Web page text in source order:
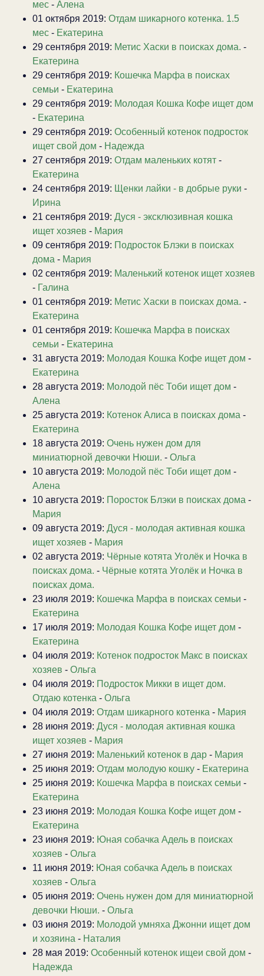
мес - Алена
01 октября 2019: Отдам шикарного котенка. 1.5
мес - Екатерина
29 сентября 2019: Метис Хаски в поисках дома. -
Екатерина
29 сентября 2019: Кошечка Марфа в поисках
семьи - Екатерина
29 сентября 2019: Молодая Кошка Кофе ищет дом
- Екатерина
29 сентября 2019: Особенный котенок подросток
ищет свой дом - Надежда
27 сентября 2019: Отдам маленьких котят -
Екатерина
24 сентября 2019: Щенки лайки - в добрые руки -
Ирина
21 сентября 2019: Дуся - эксклюзивная кошка
ищет хозяев - Мария
09 сентября 2019: Подросток Блэки в поисках
дома - Мария
02 сентября 2019: Маленький котенок ищет хозяев
- Галина
01 сентября 2019: Метис Хаски в поисках дома. -
Екатерина
01 сентября 2019: Кошечка Марфа в поисках
семьи - Екатерина
31 августа 2019: Молодая Кошка Кофе ищет дом -
Екатерина
28 августа 2019: Молодой пёс Тоби ищет дом -
Алена
25 августа 2019: Котенок Алиса в поисках дома -
Екатерина
18 августа 2019: Очень нужен дом для
миниатюрной девочки Нюши. - Ольга
10 августа 2019: Молодой пёс Тоби ищет дом -
Алена
10 августа 2019: Поросток Блэки в поисках дома -
Мария
09 августа 2019: Дуся - молодая активная кошка
ищет хозяев - Мария
02 августа 2019: Чёрные котята Уголёк и Ночка в
поисках дома. - Чёрные котята Уголёк и Ночка в
поисках дома.
23 июля 2019: Кошечка Марфа в поисках семьи -
Екатерина
17 июля 2019: Молодая Кошка Кофе ищет дом -
Екатерина
04 июля 2019: Котенок подросток Макс в поисках
хозяев - Ольга
04 июля 2019: Подросток Микки в ищет дом.
Отдаю котенка - Ольга
04 июля 2019: Отдам шикарного котенка - Мария
28 июня 2019: Дуся - молодая активная кошка
ищет хозяев - Мария
27 июня 2019: Маленький котенок в дар - Мария
25 июня 2019: Отдам молодую кошку - Екатерина
25 июня 2019: Кошечка Марфа в поисках семьи -
Екатерина
23 июня 2019: Молодая Кошка Кофе ищет дом -
Екатерина
23 июня 2019: Юная собачка Адель в поисках
хозяев - Ольга
11 июня 2019: Юная собачка Адель в поисках
хозяев - Ольга
05 июня 2019: Очень нужен дом для миниатюрной
девочки Нюши. - Ольга
03 июня 2019: Молодой умняха Джонни ищет дом
и хозяина - Наталия
28 мая 2019: Особенный котенок ищеи свой дом -
Надежда